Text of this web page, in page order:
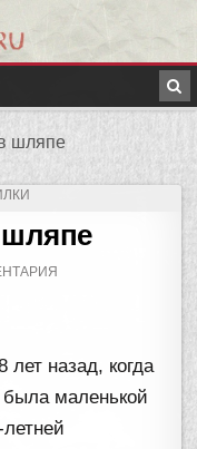
шляпе
лет назад, когда
была маленькой
летней